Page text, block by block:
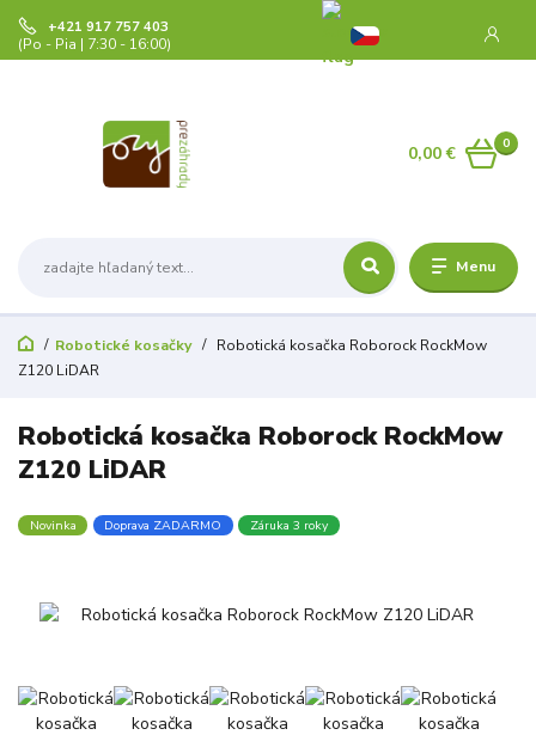
Menu
+421 917 757 403
(Po - Pia | 7:30 - 16:00)
0
0,00 €
Robotické kosačky
Robotická kosačka Roborock RockMow
Z120 LiDAR
Robotická kosačka Roborock RockMow
Z120 LiDAR
Novinka Doprava ZADARMO Záruka 3 roky